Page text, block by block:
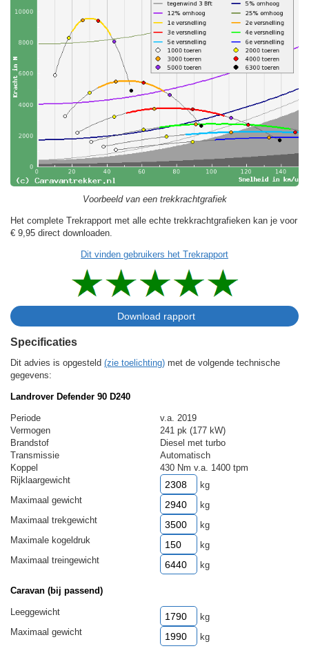
Voorbeeld van een trekkrachtgrafiek
Het complete Trekrapport met alle echte trekkrachtgrafieken kan je voor
€ 9,95 direct downloaden.
Dit vinden gebruikers het Trekrapport
Specificaties
Dit advies is opgesteld (zie toelichting) met de volgende technische
gegevens:
Landrover Defender 90 D240
Periode
v.a. 2019
Vermogen
241 pk (177 kW)
Brandstof
Diesel met turbo
Transmissie
Automatisch
Koppel
430 Nm v.a. 1400 tpm
Rijklaargewicht
kg
Maximaal gewicht
kg
Maximaal trekgewicht
kg
Maximale kogeldruk
kg
Maximaal treingewicht
kg
Caravan (bij passend)
Leeggewicht
kg
Maximaal gewicht
kg